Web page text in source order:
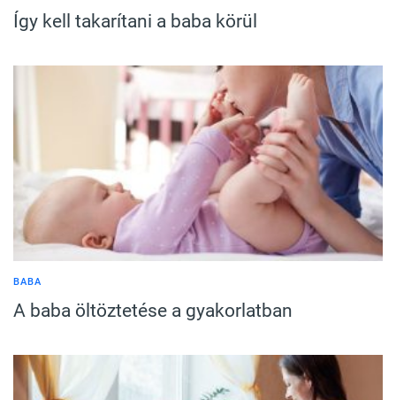
Így kell takarítani a baba körül
BABA
A baba öltöztetése a gyakorlatban